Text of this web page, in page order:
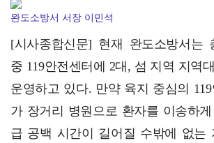
제주특별자치도, 2026년 제주 공공데이터
완도소방서 서장 이민석
[시사종합신문] 현재 완도소방서는
중 119안전센터에 2대, 섬 지역 지역
운영하고 있다. 만약 육지 중심의
가 장거리 병원으로 환자를 이송하
급 공백 시간이 길어질 수밖에 없는